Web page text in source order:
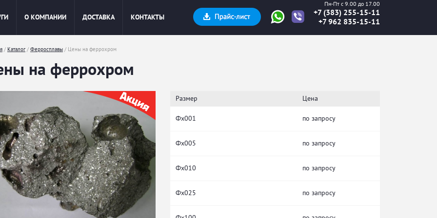
О КОМПАНИИ ДОСТАВКА КОНТАКТЫ
Пн-Пт с 9.00 до 17.00
+7 (383) 255-15-11
+7 962 835-15-11
/ Каталог / Ферросплавы / Цены на феррохром
на феррохром
Размер Цена
Фх001 по запросу
Фх005 по запросу
Фх010 по запросу
Фх025 по запросу